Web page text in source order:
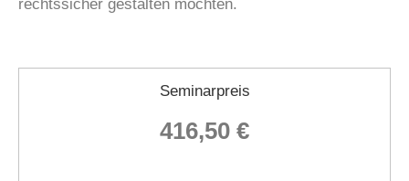
rechtssicher gestalten möchten.
Seminarpreis
416,50 €